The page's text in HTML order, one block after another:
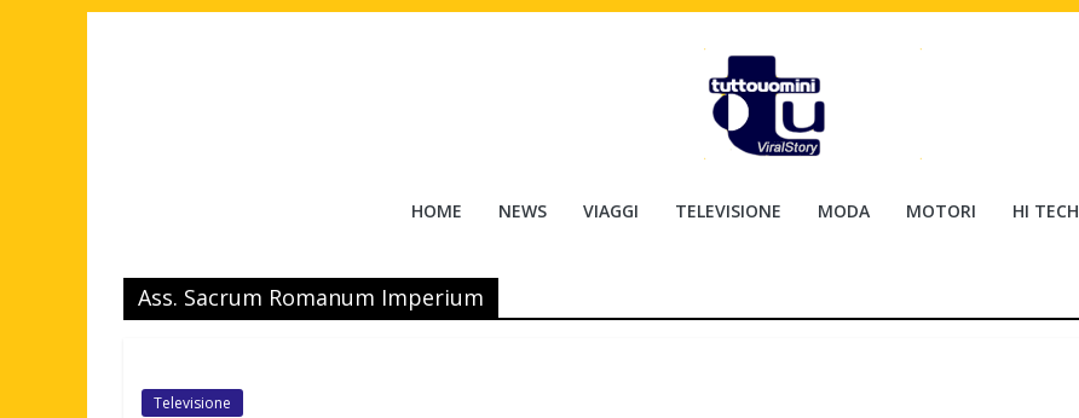
Tuttouomini
Cinema,
Motori,
news
HOME NEWS VIAGGI TELEVISIONE MODA MOTORI HI TECH
Ass. Sacrum Romanum Imperium
Televisione